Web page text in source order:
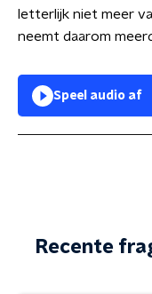
letterlijk niet meer
neemt daarom
Speel audio af
Recente